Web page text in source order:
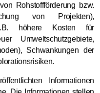
Rohstoffförderung bzw.
von Projekten),
höhere Kosten für
Umweltschutzgebiete,
Schwankungen der
Informationen